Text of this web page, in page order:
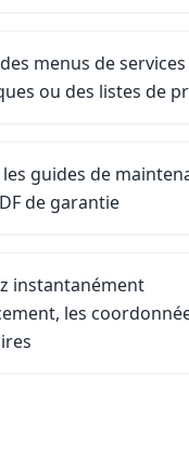
menus de services
ou des listes de
guides de
de garantie
instantanément
les